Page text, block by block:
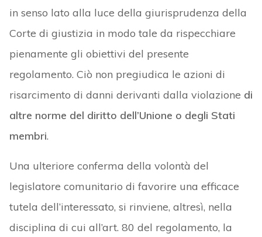
in senso lato alla luce della giurisprudenza della
Corte di giustizia in modo tale da rispecchiare
pienamente gli obiettivi del presente
regolamento. Ciò non pregiudica le azioni di
risarcimento di danni derivanti dalla violazione di
altre norme del diritto dell’Unione o degli Stati
membri.
Una ulteriore conferma della volontà del
legislatore comunitario di favorire una efficace
tutela dell’interessato, si rinviene, altresì, nella
disciplina di cui all’art. 80 del regolamento, la